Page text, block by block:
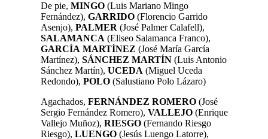
De pie, MINGO (Luis Mariano Mingo
Fernández), GARRIDO (Florencio Garrido
Asenjo), PALMER (José Palmer Calafell),
SALAMANCA (Eliseo Salamanca Franco),
GARCÍA MARTÍNEZ (José María García
Martínez), SÁNCHEZ MARTÍN (Luis Antonio
Sánchez Martín), UCEDA (Miguel Uceda
Redondo), POLO (Salustiano Polo Lázaro)
Agachados, FERNÁNDEZ ROMERO (José
Sergio Fernández Romero), VALLEJO (Enrique
Vallejo Muñoz), RIESGO (Fernando Riesgo
Riesgo), LUENGO (Jesús Luengo Latorre),